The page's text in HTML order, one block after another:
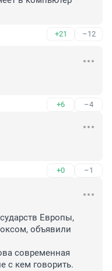
+21 –12
+6 –4
+0 –1
Европы,
объявили
современная
с кем говорить.